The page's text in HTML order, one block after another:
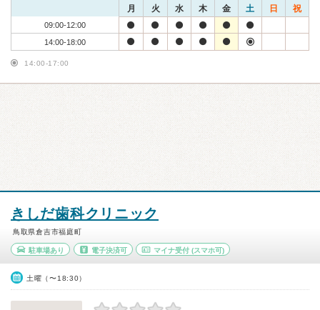
月 火 水 木 金 土 日 祝
09:00-12:00
14:00-18:00
14:00-17:00
きしだ歯科クリニック
鳥取県倉吉市福庭町
駐車場あり 電子決済可 マイナ受付 (スマホ可)
土曜（〜18:30）